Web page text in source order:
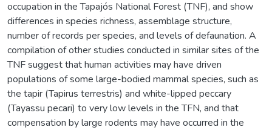
occupation in the Tapajós National Forest (TNF), and show
differences in species richness, assemblage structure,
number of records per species, and levels of defaunation. A
compilation of other studies conducted in similar sites of the
TNF suggest that human activities may have driven
populations of some large-bodied mammal species, such as
the tapir (Tapirus terrestris) and white-lipped peccary
(Tayassu pecari) to very low levels in the TFN, and that
compensation by large rodents may have occurred in the